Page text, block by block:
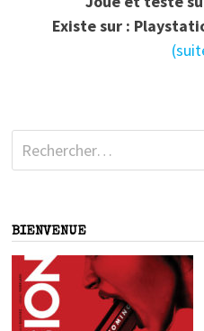
Existe sur :
Rechercher :
BIENVENUE